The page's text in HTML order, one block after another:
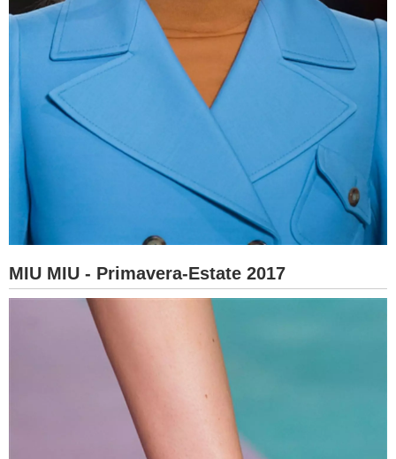
MIU MIU - Primavera-Estate 2017